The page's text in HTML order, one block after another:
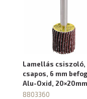
Lamellás csiszoló,
csapos, 6 mm
Alu-Oxid,
8803360